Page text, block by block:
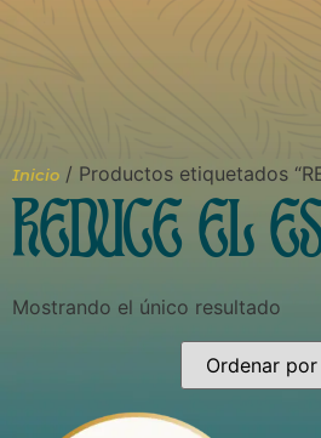
Inicio / Productos etiquetados
REDUCE EL
Mostrando el único resultado